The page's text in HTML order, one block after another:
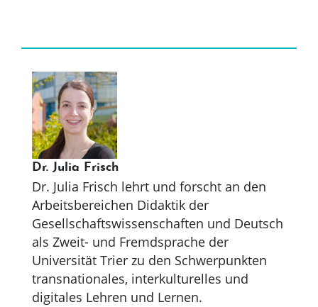
Dr. Julia Frisch
Dr. Julia Frisch lehrt und forscht an den
Arbeitsbereichen Didaktik der
Gesellschaftswissenschaften und Deutsch
als Zweit- und Fremdsprache der
Universität Trier zu den Schwerpunkten
transnationales, interkulturelles und
digitales Lehren und Lernen.